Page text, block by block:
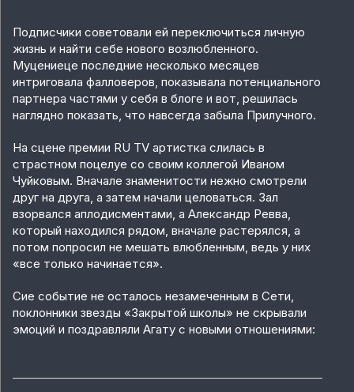
Подписчики советовали ей переключиться личную
жизнь и найти себе нового возлюбленного.
Муцениеце последние несколько месяцев
интриговала фалловеров, показывала потенциального
партнера частями у себя в блоге и вот, решилась
наглядно показать, что навсегда забыла Прилучного.
На сцене премии RU TV артистка слилась в
страстном поцелуе со своим коллегой Иваном
Чуйковым. Вначале знаменитости нежно смотрели
друг на друга, а затем начали целоваться. Зал
взорвался аплодисментами, а Александр Ревва,
который находился рядом, вначале растерялся, а
потом попросил не мешать влюбленным, ведь у них
«все только начинается».
Сие событие не осталось незамеченным в Сети,
поклонники звезды «Закрытой школы» не скрывали
эмоций и поздравляли Агату с новыми отношениями: